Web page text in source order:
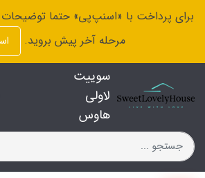
برای پرداخت با «اسنپ‌پی» حتما توضیحات
مرحله آخر پیش بروید.
سوییت
لاولی
هاوس